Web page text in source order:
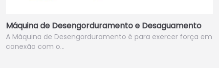
Máquina de Desengorduramento e Desaguamento
A Máquina de Desengorduramento é para exercer força em
conexão com o…